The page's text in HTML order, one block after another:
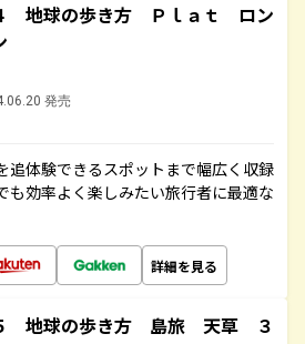
地球の歩き方 Ｐｌａｔ ロン
発売
追体験できるスポットまで幅広く収録
も効率よく楽しみたい旅行者に最適な
詳細を見る
地球の歩き方 島旅 天草 ３